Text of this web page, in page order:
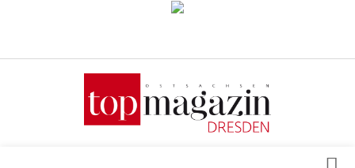
Verkaufsstellen